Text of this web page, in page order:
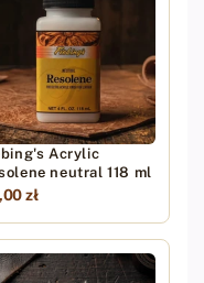
Acrylic
neutral 118 ml
zł